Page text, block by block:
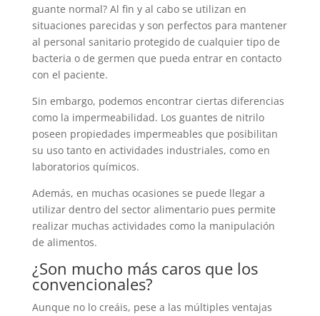
guante normal? Al fin y al cabo se utilizan en
situaciones parecidas y son perfectos para mantener
al personal sanitario protegido de cualquier tipo de
bacteria o de germen que pueda entrar en contacto
con el paciente.
Sin embargo, podemos encontrar ciertas diferencias
como la impermeabilidad. Los guantes de nitrilo
poseen propiedades impermeables que posibilitan
su uso tanto en actividades industriales, como en
laboratorios químicos.
Además, en muchas ocasiones se puede llegar a
utilizar dentro del sector alimentario pues permite
realizar muchas actividades como la manipulación
de alimentos.
¿Son mucho más caros que los
convencionales?
Aunque no lo creáis, pese a las múltiples ventajas